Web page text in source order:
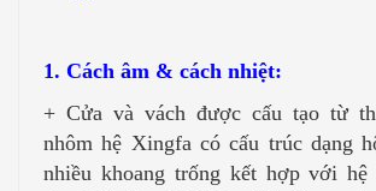
1. Cách âm & cách nhiệt:
+ Cửa và vách được cấu tạo từ
nhôm hệ Xingfa có cấu trúc dạng
nhiều khoang trống kết hợp với hệ